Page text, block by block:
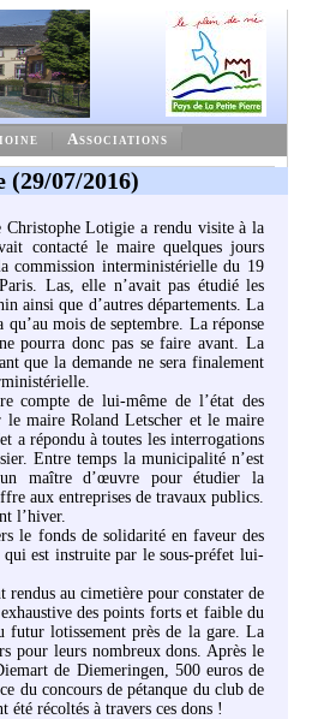
Associations
07/2016)
Christophe Lotigie a rendu visite à la
contacté le maire quelques jours
commission interministérielle du 19
Las, elle n’avait pas étudié les
ainsi que d’autres départements. La
mois de septembre. La réponse
pourra donc pas se faire avant. La
que la demande ne sera finalement
compte de lui-même de l’état des
le maire Roland Letscher et le maire
a répondu à toutes les interrogations
Entre temps la municipalité n’est
maître d’œuvre pour étudier la
aux entreprises de travaux publics.
l’hiver.
le fonds de solidarité en faveur des
est instruite par le sous-préfet lui-
rendus au cimetière pour constater de
des points forts et faible du
futur lotissement près de la gare. La
pour leurs nombreux dons. Après le
de Diemeringen, 500 euros de
du concours de pétanque du club de
récoltés à travers ces dons !